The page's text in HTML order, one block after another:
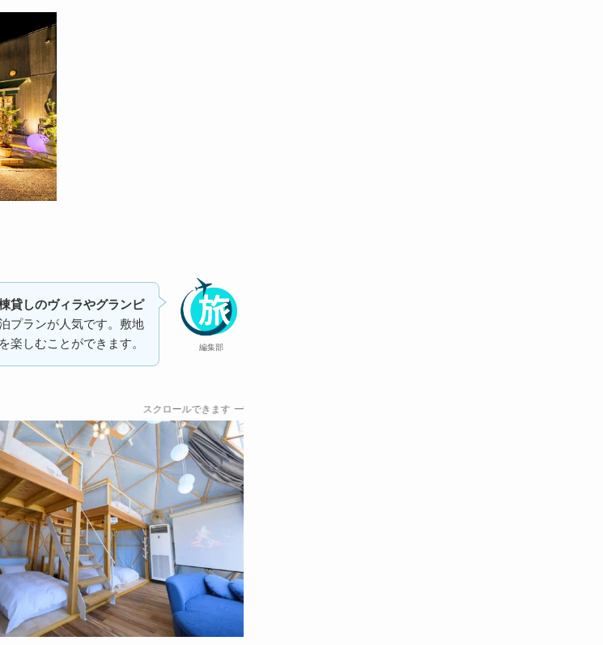
編集部
貸しのヴィラやグランピ
プランが人気です。敷地
楽しむことができます。
スクロールできます